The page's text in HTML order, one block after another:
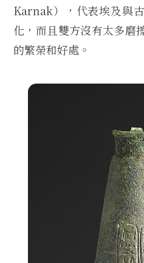
Karnak），代表埃及與
化，而且雙方沒有太多磨
的繁榮和好處。